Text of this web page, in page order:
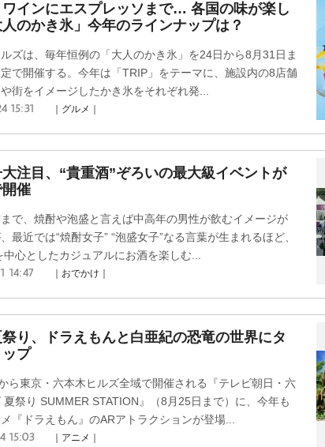
ワインにエスプレッソまで… 各国の味が楽し
のかき氷」今年のラインナップは？
ズは、毎年恒例の「大人のかき氷」を24日から8月31日ま
で開催する。今年は「TRIP」をテーマに、施設内の8店舗
街をイメージしたかき氷をそれぞれ発...
15:31 ｜グルメ｜
注目、“貴重酒”ぞろいの最大級イベントが
催
で、焼酎や泡盛と言えば中高年の男性が飲むイメージが
最近では“焼酎女子” “泡盛女子”なる言葉が生まれるほど、
中心としたカジュアルにお酒を楽しむ...
14:47 ｜おでかけ｜
り、ドラえもんと白亜紀の恐竜の世界にタ
プ
ら東京・六本木ヒルズ全域で開催される『テレビ朝日・六
夏祭り SUMMER STATION』（8月25日まで）に、今年も
『ドラえもん』のARアトラクションが登場...
15:03 ｜アニメ｜